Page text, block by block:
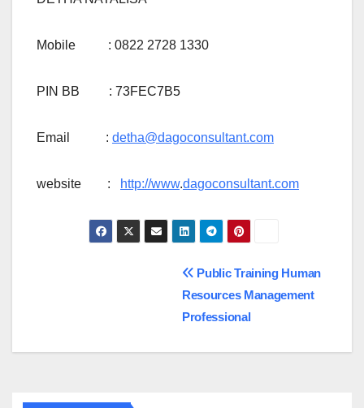
Mobile : 0822 2728 1330
PIN BB : 73FEC7B5
Email : detha@dagoconsultant.com
website : http://www.dagoconsultant.com
Public Training Human
Resources Management
Professional